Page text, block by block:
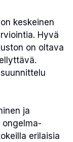
keskeinen
Hyvä
on oltava
ja
erilaisia